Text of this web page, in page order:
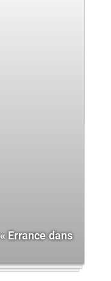
Errance dans